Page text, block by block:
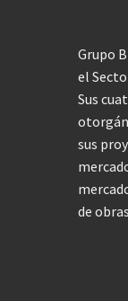
Grupo
el
Sus
sus
de